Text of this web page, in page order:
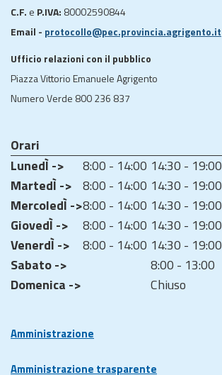
C.F. e P.IVA: 80002590844
Email - protocollo@pec.provincia.agrigento.it
Ufficio relazioni con il pubblico
Piazza Vittorio Emanuele Agrigento
Numero Verde 800 236 837
Orari
LunedÌ ->
8:00 - 14:00 14:30 - 19:00
MartedÌ -> 8:00 - 14:00 14:30 - 19:00
MercoledÌ ->8:00 - 14:00 14:30 - 19:00
GiovedÌ ->
8:00 - 14:00 14:30 - 19:00
VenerdÌ ->
8:00 - 14:00 14:30 - 19:00
Sabato ->
8:00 - 13:00
Domenica ->
Chiuso
Amministrazione
Amministrazione trasparente